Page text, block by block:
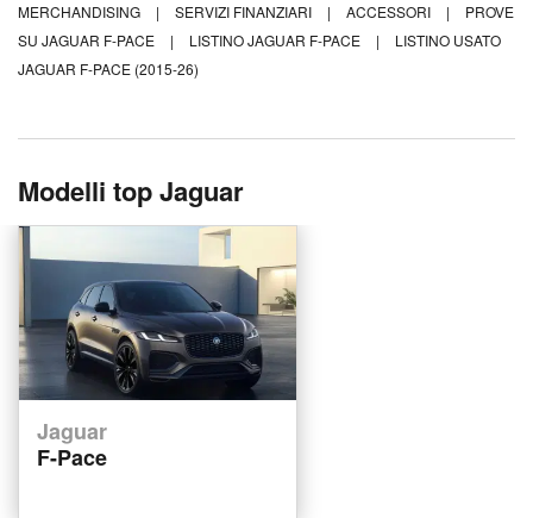
MERCHANDISING
| SERVIZI FINANZIARI | ACCESSORI |
PROVE
SU JAGUAR F-PACE
| LISTINO JAGUAR F-PACE |
LISTINO USATO
JAGUAR F-PACE (2015-26)
Modelli top Jaguar
Jaguar
F-Pace